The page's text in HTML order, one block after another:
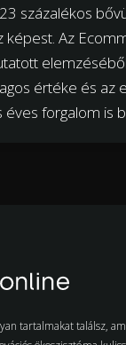
százalékos
képest. Az
értéke és az
éves forgalom is
tartalmakat találsz,